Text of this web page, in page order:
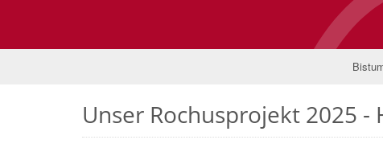
Unser Rochusprojekt 2025